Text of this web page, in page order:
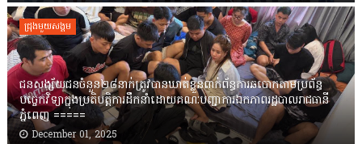
ជ្រុងមួយសង្គម
ជនសង្ស័យជនចំនួន២៨នាក់ត្រូវបានឃាត់ខ្លួនពាក់ព័ន្ធការឆបោកតាមប្រព័ន្ធ
បច្ចេកវិទ្យាក្នុងប្រតិបត្តិការដឹកនាំដោយគណៈបញ្ជាការឯកភាពរដ្ឋបាលរាជធានី
ភ្នំពេញ ‎=====
December 01, 2025